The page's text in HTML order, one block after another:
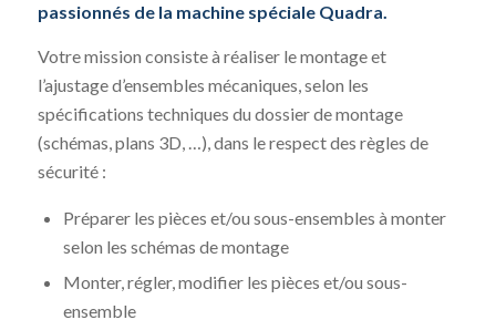
passionnés de la machine spéciale Quadra.
Votre mission consiste à réaliser le montage et
l’ajustage d’ensembles mécaniques, selon les
spécifications techniques du dossier de montage
(schémas, plans 3D, …), dans le respect des règles de
sécurité :
Préparer les pièces et/ou sous-ensembles à monter
selon les schémas de montage
Monter, régler, modifier les pièces et/ou sous-
ensemble